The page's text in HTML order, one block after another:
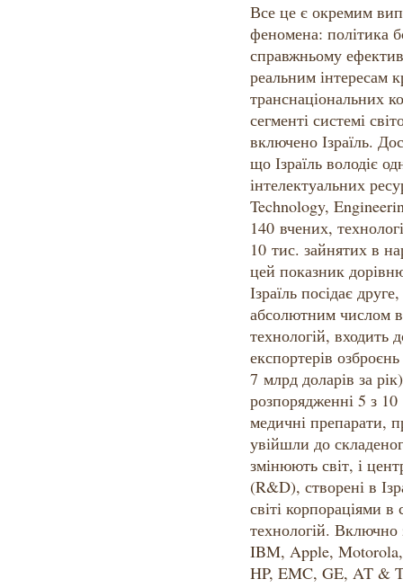
Все це є окремим
феномена: політика
справжньому
реальним інтересам
транснаціональних
сегменті системі
включено Ізраїль.
що Ізраїль володіє
інтелектуальних
Technology,
140 вчених,
10 тис. зайнятих в
цей показник
Ізраїль посідає
абсолютним числом
технологій, входить
експортерів
7 млрд доларів за
розпорядженні 5 з
медичні препарати,
увійшли до
змінюють світ, і
(R&D), створені в
світі корпораціями
технологій.
IBM, Apple,
HP, EMC, GE, AT &